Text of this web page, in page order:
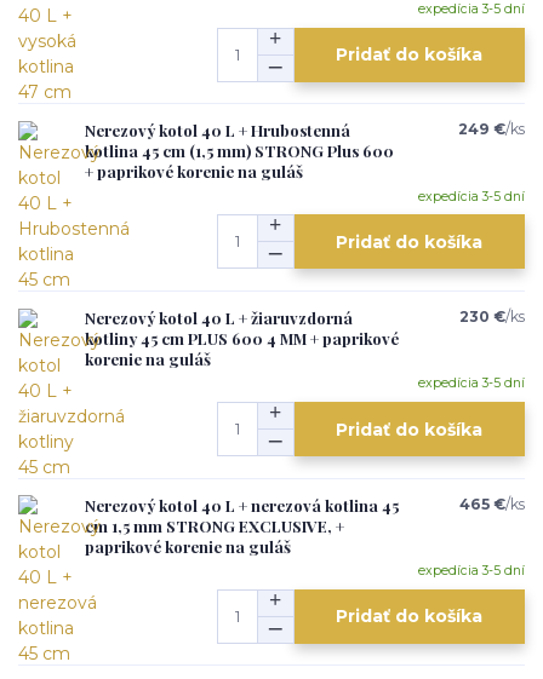
expedícia 3-5 dní
Pridať do košíka
Nerezový kotol 40 L + Hrubostenná
kotlina 45 cm (1,5 mm) STRONG Plus 600
+ paprikové korenie na guláš
249 €/ks
expedícia 3-5 dní
Pridať do košíka
Nerezový kotol 40 L + žiaruvzdorná
kotliny 45 cm PLUS 600 4 MM + paprikové
korenie na guláš
230 €/ks
expedícia 3-5 dní
Pridať do košíka
Nerezový kotol 40 L + nerezová kotlina 45
cm 1,5 mm STRONG EXCLUSIVE, +
paprikové korenie na guláš
465 €/ks
expedícia 3-5 dní
Pridať do košíka